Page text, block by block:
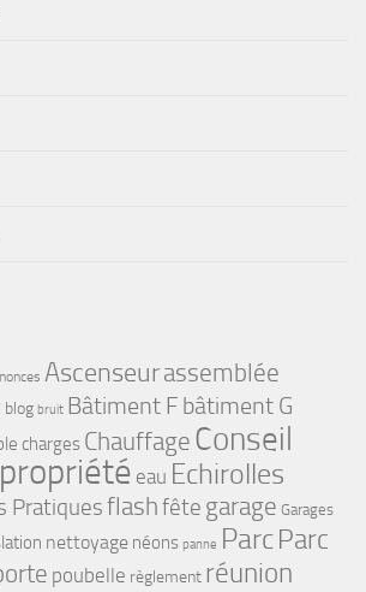
Ascenseurassemblée
blog bruit Bâtiment F bâtiment G
charges Chauffage Conseil
eau Echirolles
Pratiquesflashfête garage Garages
nettoyage néons panne ParcParc
poubelle règlement réunion